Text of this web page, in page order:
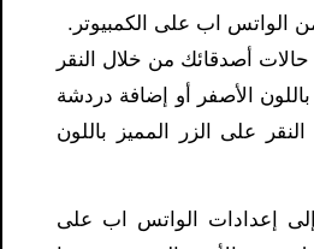
الواتس اب على الكمبيوتر.
أصدقائك من خلال النقر
الأصفر أو إضافة دردشة
على الزر المميز باللون
إعدادات الواتس اب على